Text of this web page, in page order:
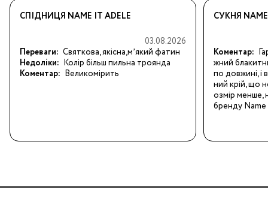
СПІДНИЦЯ NAME IT ADELE
03.08.2026
Переваги: Святкова, якісна,мʼякий фатин
Недоліки: Колір більш пильна троянда
Коментар: Великомірить
СУКНЯ
Коментар:
жний
по довжині, і
ний крій, що
озмір менше,
бренду Name